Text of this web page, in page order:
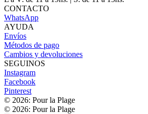
CONTACTO
WhatsApp
AYUDA
Envíos
Métodos de pago
Cambios y devoluciones
SEGUINOS
Instagram
Facebook
Pinterest
© 2026: Pour la Plage
© 2026: Pour la Plage